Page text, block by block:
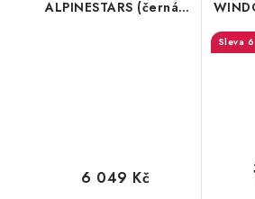
ALPINESTARS (černá/
6 049 Kč